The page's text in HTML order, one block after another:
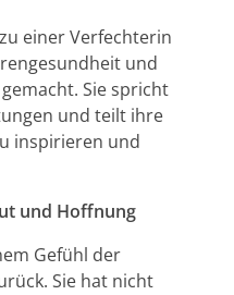
einer Verfechterin
und
Sie spricht
und teilt ihre
inspirieren und
und Hoffnung
Gefühl der
Sie hat nicht